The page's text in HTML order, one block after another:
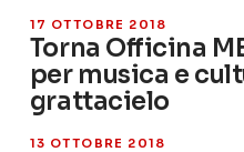
17 OTTOBRE 2018
Torna Officina
per musica e
grattacielo
13 OTTOBRE 2018